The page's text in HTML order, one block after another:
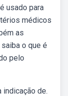
usado para
médicos
as
o que é
pelo
indicação de.